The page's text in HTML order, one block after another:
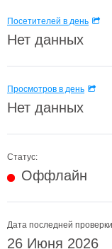
Посетителей в день
Нет данных
Просмотров в день
Нет данных
Статус:
Оффлайн
Дата последней
26 Июня 2026